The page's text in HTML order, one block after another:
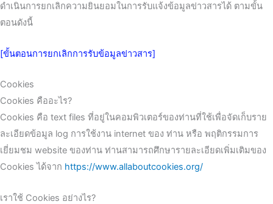
ดำเนินการยกเลิกความยินยอมในการรับแจ้งข้อมูลข่าวสารได้ ตามขั้น
ตอนดังนี้
[ขั้นตอนการยกเลิกการรับข้อมูลข่าวสาร]
Cookies
Cookies คืออะไร?
Cookies คือ text files ที่อยู่ในคอมพิวเตอร์ของท่านที่ใช้เพื่อจัดเก็บราย
ละเอียดข้อมูล log การใช้งาน internet ของ ท่าน หรือ พฤติกรรมการ
เยี่ยมชม website ของท่าน ท่านสามารถศึกษารายละเอียดเพิ่มเติมของ
Cookies ได้จาก https://www.allaboutcookies.org/
เราใช้ Cookies อย่างไร?